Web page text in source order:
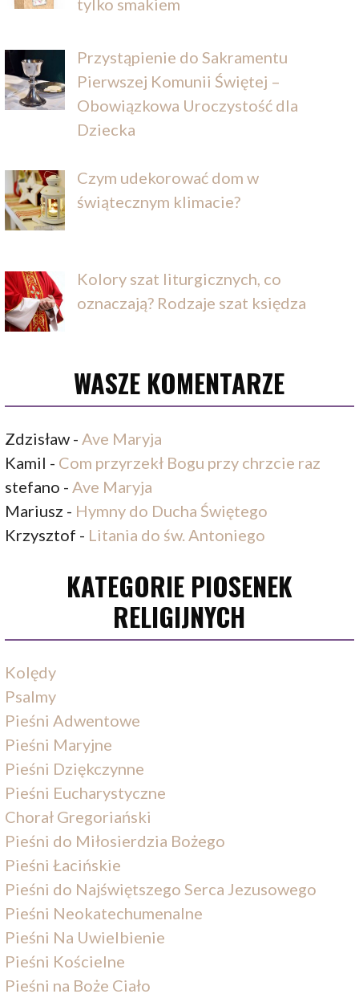
Przystąpienie do Sakramentu
Pierwszej Komunii Świętej –
Obowiązkowa Uroczystość dla
Dziecka
Czym udekorować dom w
świątecznym klimacie?
Kolory szat liturgicznych, co
oznaczają? Rodzaje szat księdza
WASZE KOMENTARZE
Zdzisław - Ave Maryja
Kamil - Com przyrzekł Bogu przy chrzcie raz
stefano - Ave Maryja
Mariusz - Hymny do Ducha Świętego
Krzysztof - Litania do św. Antoniego
KATEGORIE PIOSENEK
RELIGIJNYCH
Kolędy
Psalmy
Pieśni Adwentowe
Pieśni Maryjne
Pieśni Dziękczynne
Pieśni Eucharystyczne
Chorał Gregoriański
Pieśni do Miłosierdzia Bożego
Pieśni Łacińskie
Pieśni do Najświętszego Serca Jezusowego
Pieśni Neokatechumenalne
Pieśni Na Uwielbienie
Pieśni Kościelne
Pieśni na Boże Ciało